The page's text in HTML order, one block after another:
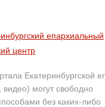
епархиальный
центр
Екатеринбургской
могут свободно
без каких-либо